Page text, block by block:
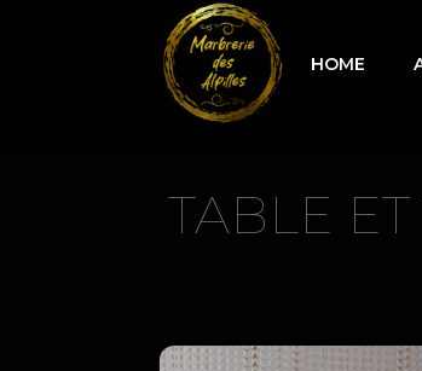
HOME
TABLE